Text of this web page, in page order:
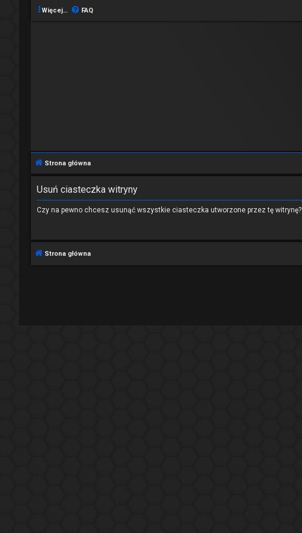
Więcej… FAQ
Strona główna
Usuń ciasteczka witryny
Czy na pewno chcesz usunąć wszystkie ciasteczka utworzone przez tę witrynę?
Strona główna